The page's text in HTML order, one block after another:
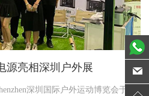
源亮相深圳户外展
深圳国际户外运动博览会于7月